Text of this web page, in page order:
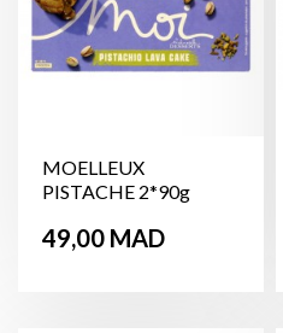
MOELLEUX
PISTACHE 2*90g
Prix
49,00 MAD